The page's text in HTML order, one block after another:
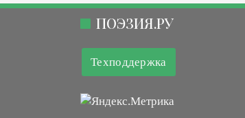
ПОЭЗИЯ.РУ
Техподдержка